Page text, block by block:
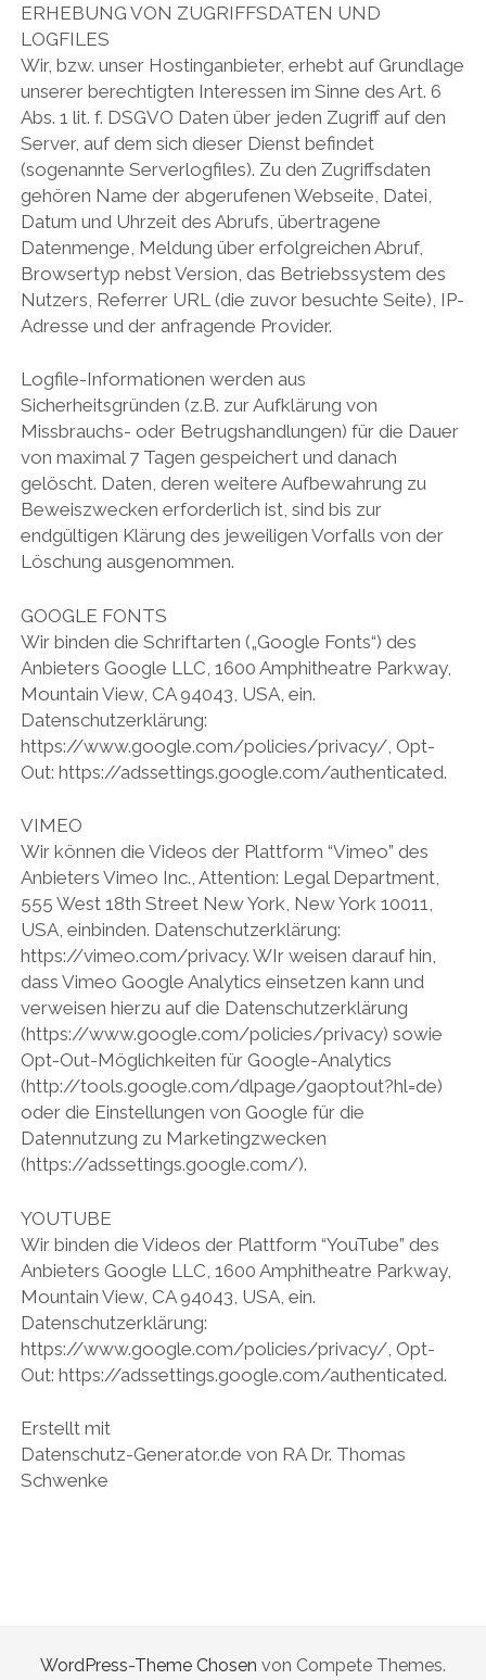
ERHEBUNG VON ZUGRIFFSDATEN UND
LOGFILES
Wir, bzw. unser Hostinganbieter, erhebt auf Grundlage
unserer berechtigten Interessen im Sinne des Art. 6
Abs. 1 lit. f. DSGVO Daten über jeden Zugriff auf den
Server, auf dem sich dieser Dienst befindet
(sogenannte Serverlogfiles). Zu den Zugriffsdaten
gehören Name der abgerufenen Webseite, Datei,
Datum und Uhrzeit des Abrufs, übertragene
Datenmenge, Meldung über erfolgreichen Abruf,
Browsertyp nebst Version, das Betriebssystem des
Nutzers, Referrer URL (die zuvor besuchte Seite), IP-
Adresse und der anfragende Provider.
Logfile-Informationen werden aus
Sicherheitsgründen (z.B. zur Aufklärung von
Missbrauchs- oder Betrugshandlungen) für die Dauer
von maximal 7 Tagen gespeichert und danach
gelöscht. Daten, deren weitere Aufbewahrung zu
Beweiszwecken erforderlich ist, sind bis zur
endgültigen Klärung des jeweiligen Vorfalls von der
Löschung ausgenommen.
GOOGLE FONTS
Wir binden die Schriftarten („Google Fonts“) des
Anbieters Google LLC, 1600 Amphitheatre Parkway,
Mountain View, CA 94043, USA, ein.
Datenschutzerklärung:
https://www.google.com/policies/privacy/, Opt-
Out: https://adssettings.google.com/authenticated.
VIMEO
Wir können die Videos der Plattform “Vimeo” des
Anbieters Vimeo Inc., Attention: Legal Department,
555 West 18th Street New York, New York 10011,
USA, einbinden. Datenschutzerklärung:
https://vimeo.com/privacy. WIr weisen darauf hin,
dass Vimeo Google Analytics einsetzen kann und
verweisen hierzu auf die Datenschutzerklärung
(https://www.google.com/policies/privacy) sowie
Opt-Out-Möglichkeiten für Google-Analytics
(http://tools.google.com/dlpage/gaoptout?hl=de)
oder die Einstellungen von Google für die
Datennutzung zu Marketingzwecken
(https://adssettings.google.com/).
YOUTUBE
Wir binden die Videos der Plattform “YouTube” des
Anbieters Google LLC, 1600 Amphitheatre Parkway,
Mountain View, CA 94043, USA, ein.
Datenschutzerklärung:
https://www.google.com/policies/privacy/, Opt-
Out: https://adssettings.google.com/authenticated.
Erstellt mit
Datenschutz-Generator.de von RA Dr. Thomas
Schwenke
WordPress-Theme Chosen von Compete Themes.